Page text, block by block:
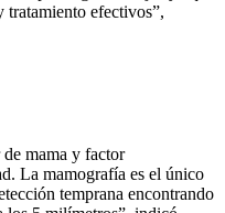
tratamiento efectivos”,
de mama y factor
La mamografía es el único
temprana encontrando